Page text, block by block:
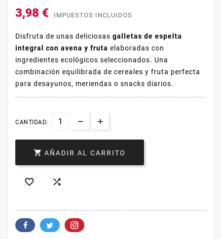
3,98 € IMPUESTOS INCLUIDOS
Disfruta de unas deliciosas galletas de espelta
integral con avena y fruta elaboradas con
ingredientes ecológicos seleccionados. Una
combinación equilibrada de cereales y fruta perfecta
para desayunos, meriendas o snacks diarios.
CANTIDAD:
 AÑADIR AL CARRITO
 